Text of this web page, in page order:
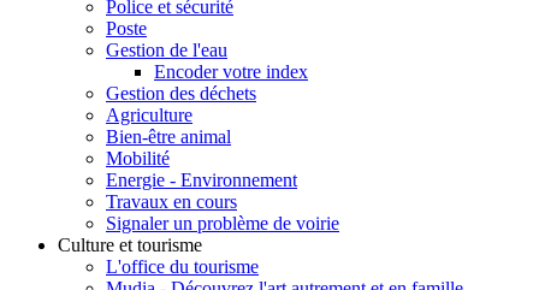
Police et sécurité
Poste
Gestion de l'eau
Encoder votre index
Gestion des déchets
Agriculture
Bien-être animal
Mobilité
Energie - Environnement
Travaux en cours
Signaler un problème de voirie
Culture et tourisme
L'office du tourisme